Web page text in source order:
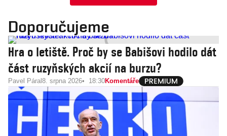
Doporučujeme
Hra o letiště. Proč by se Babišovi hodilo dát
část ruzyňských akcií na burzu?
Pavel Páral 8. srpna 2026 18:30Komentáře